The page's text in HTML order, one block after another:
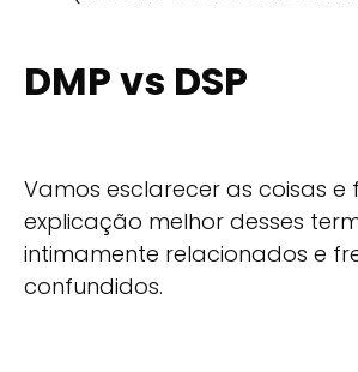
DMP vs DSP
Vamos esclarecer as coisas e
explicação melhor desses
intimamente relacionados e
confundidos.